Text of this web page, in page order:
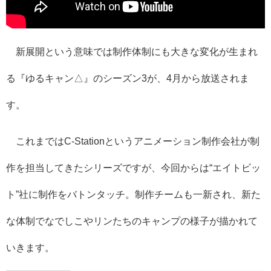
新展開という意味では制作体制にも大きな変化が生まれ
る『ゆるキャン△』のシーズン3が、4月から放送されま
す。
これまではC-Stationというアニメーション制作会社が制
作を担当してきたシリーズですが、今回からは“エイトビッ
ト”社に制作をバトンタッチ。制作チームも一新され、新た
な体制でなでしこやリンたちのキャンプの様子が描かれて
いきます。